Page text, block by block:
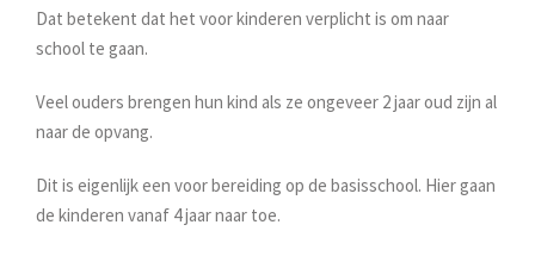
Dat betekent dat het voor kinderen verplicht is om naar
school te gaan.
Veel ouders brengen hun kind als ze ongeveer 2 jaar oud zijn al
naar de opvang.
Dit is eigenlijk een voor bereiding op de basisschool. Hier gaan
de kinderen vanaf 4 jaar naar toe.